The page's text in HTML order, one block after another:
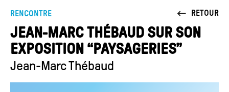
RENCONTRE RETOUR
JEAN-MARC THÉBAUD SUR SON
EXPOSITION “PAYSAGERIES”
Jean-Marc Thébaud